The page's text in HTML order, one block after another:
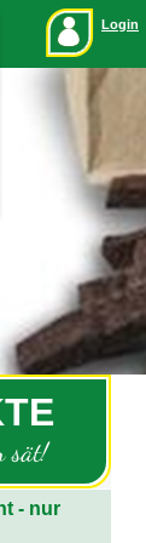
Login
sät!
- nur